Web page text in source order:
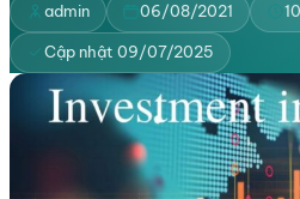
admin 06/08/2021
Cập nhật 09/07/2025